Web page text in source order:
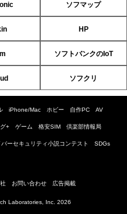
ソフマップ
HP
ソフトバンクのIoT
ソフクリ
iPhone/Mac ホビー 自作PC AV
+ ゲーム 格安SIM 倶楽部情報局
バーセキュリティ小説コンテスト SDGs
お問い合わせ 広告掲載
Laboratories, Inc. 2026